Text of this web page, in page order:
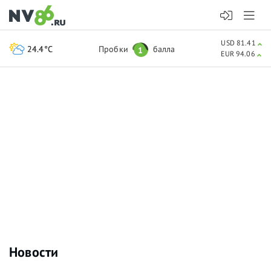
Новости
24.4°C Пробки 1 балла
USD 81.41
EUR 94.06